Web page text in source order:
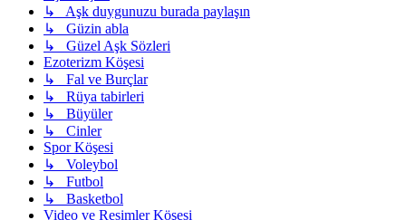
↳ Aşk duygunuzu burada paylaşın
↳ Güzin abla
↳ Güzel Aşk Sözleri
Ezoterizm Köşesi
↳ Fal ve Burçlar
↳ Rüya tabirleri
↳ Büyüler
↳ Cinler
Spor Köşesi
↳ Voleybol
↳ Futbol
↳ Basketbol
Video ve Resimler Köşesi